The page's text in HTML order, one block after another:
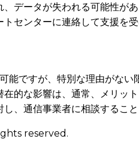
、データが失われる可能性が
センターに連絡して支援を
能ですが、特別な理由がな
的な影響は、通常、メリッ
、通信事業者に相談すること
reserved.